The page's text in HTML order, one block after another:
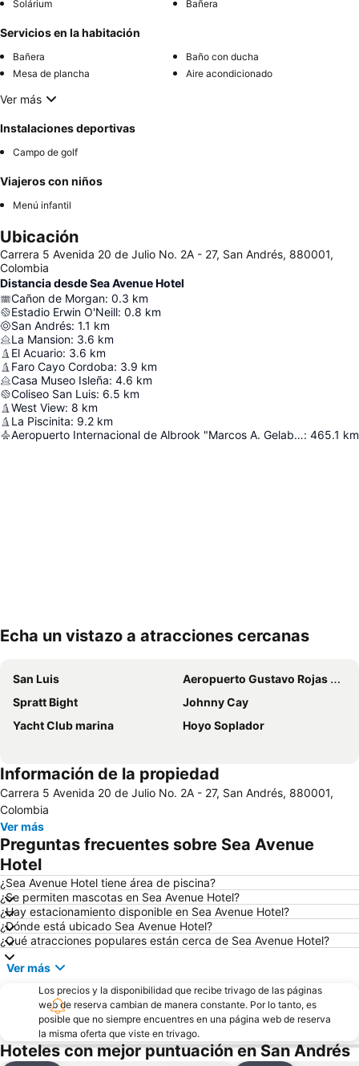
Solárium Bañera
Servicios en la habitación
Bañera
Baño con ducha
Mesa de plancha
Aire acondicionado
Ver más
Instalaciones deportivas
Campo de golf
Viajeros con niños
Menú infantil
Ubicación
Carrera 5 Avenida 20 de Julio No. 2A - 27, San Andrés, 880001,
Colombia
Distancia desde Sea Avenue Hotel
Cañon de Morgan: 0.3 km
Estadio Erwin O'Neill: 0.8 km
San Andrés: 1.1 km
La Mansion: 3.6 km
El Acuario: 3.6 km
Faro Cayo Cordoba: 3.9 km
Casa Museo Isleña: 4.6 km
Coliseo San Luis: 6.5 km
West View: 8 km
La Piscinita: 9.2 km
Aeropuerto Internacional de Albrook "Marcos A. Gelabert": 465.1 km
Echa un vistazo a atracciones cercanas
San Luis
Aeropuerto Gustavo Rojas Pinilla
Spratt Bight
Johnny Cay
Yacht Club marina
Hoyo Soplador
Información de la propiedad
Carrera 5 Avenida 20 de Julio No. 2A - 27, San Andrés, 880001,
Colombia
Ver más
Preguntas frecuentes sobre Sea Avenue
Hotel
¿Sea Avenue Hotel tiene área de piscina?
¿Se permiten mascotas en Sea Avenue Hotel?
¿Hay estacionamiento disponible en Sea Avenue Hotel?
¿Dónde está ubicado Sea Avenue Hotel?
¿Qué atracciones populares están cerca de Sea Avenue Hotel?
Ver más
Los precios y la disponibilidad que recibe trivago de las páginas
web de reserva cambian de manera constante. Por lo tanto, es
posible que no siempre encuentres en una página web de reserva
la misma oferta que viste en trivago.
Hoteles con mejor puntuación en San Andrés